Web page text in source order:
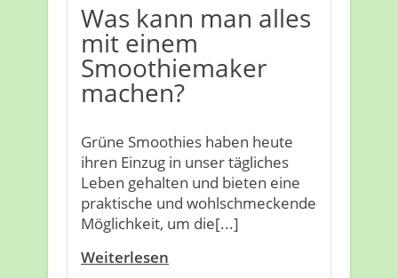
Was kann man alles
mit einem
Smoothiemaker
machen?
Grüne Smoothies haben heute
ihren Einzug in unser tägliches
Leben gehalten und bieten eine
praktische und wohlschmeckende
Möglichkeit, um die[...]
Weiterlesen